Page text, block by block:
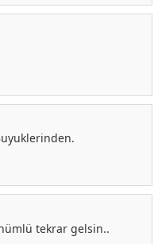
tekrar gelsin..